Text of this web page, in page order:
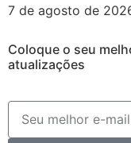
7 de agosto de
Coloque o seu
atualizações